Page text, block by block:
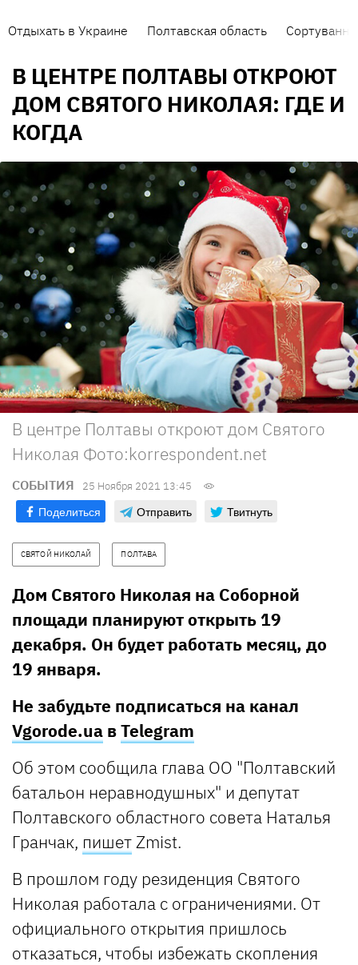
Отдыхать в Украине Полтавская область Сортування
В ЦЕНТРЕ ПОЛТАВЫ ОТКРОЮТ
ДОМ СВЯТОГО НИКОЛАЯ: ГДЕ И
КОГДА
В центре Полтавы откроют дом Святого
Николая Фото:korrespondent.net
СОБЫТИЯ 25 Ноября 2021 13:45
Поделиться Отправить Твитнуть
СВЯТОЙ НИКОЛАЙ ПОЛТАВА
Дом Святого Николая на Соборной
площади планируют открыть 19
декабря. Он будет работать месяц, до
19 января.
Не забудьте подписаться на канал
Vgorode.ua вTelegram
Об этом сообщила глава ОО "Полтавский
батальон неравнодушных" и депутат
Полтавского областного совета Наталья
Гранчак, пишетZmist.
В прошлом году резиденция Святого
Николая работала с ограничениями. От
официального открытия пришлось
отказаться, чтобы избежать скопления